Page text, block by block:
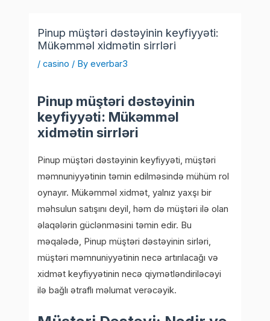
Pinup müştəri dəstəyinin keyfiyyəti:
Mükəmməl xidmətin sirrləri
/casino / Byeverbar3
Pinup müştəri dəstəyinin
keyfiyyəti: Mükəmməl
xidmətin sirrləri
Pinup müştəri dəstəyinin keyfiyyəti, müştəri
məmnuniyyətinin təmin edilməsində mühüm rol
oynayır. Mükəmməl xidmət, yalnız yaxşı bir
məhsulun satışını deyil, həm də müştəri ilə olan
əlaqələrin güclənməsini təmin edir. Bu
məqalədə, Pinup müştəri dəstəyinin sirləri,
müştəri məmnuniyyətinin necə artırılacağı və
xidmət keyfiyyətinin necə qiymətləndiriləcəyi
ilə bağlı ətraflı məlumat verəcəyik.